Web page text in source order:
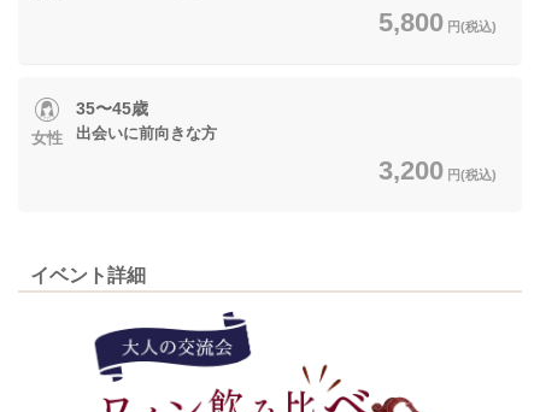
5,800 円(税込)
女性
35〜45歳
出会いに前向きな方
3,200 円(税込)
イベント詳細